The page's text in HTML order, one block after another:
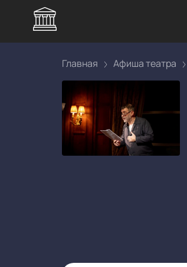
Главная Афиша театра